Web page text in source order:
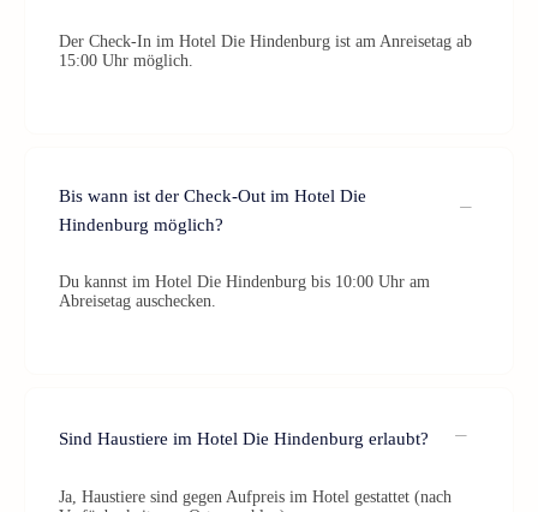
Der Check-In im Hotel Die Hindenburg ist am Anreisetag ab
15:00 Uhr möglich.
Bis wann ist der Check-Out im Hotel Die
Hindenburg möglich?
Du kannst im Hotel Die Hindenburg bis 10:00 Uhr am
Abreisetag auschecken.
Sind Haustiere im Hotel Die Hindenburg erlaubt?
Ja, Haustiere sind gegen Aufpreis im Hotel gestattet (nach